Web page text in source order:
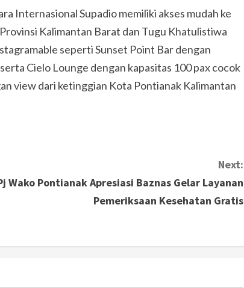
Internasional Supadio memiliki akses mudah ke
Kalimantan Barat dan Tugu Khatulistiwa
seperti Sunset Point Bar dengan
Cielo Lounge dengan kapasitas 100 pax cocok
view dari ketinggian Kota Pontianak Kalimantan
Next:
Wako Pontianak Apresiasi Baznas Gelar Layanan
Pemeriksaan Kesehatan Gratis